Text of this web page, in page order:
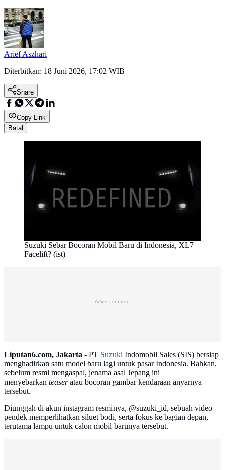
Arief Aszhari
Diterbitkan: 18 Juni 2026, 17:02 WIB
Share
Copy Link
Batal
Suzuki Sebar Bocoran Mobil Baru di Indonesia, XL7
Facelift? (ist)
Advertisement
Liputan6.com, Jakarta - PT Suzuki Indomobil Sales (SIS) bersiap
menghadirkan satu model baru lagi untuk pasar Indonesia. Bahkan,
sebelum resmi mengaspal, jenama asal Jepang ini
menyebarkan teaseratau bocoran gambar kendaraan anyarnya
tersebut.
Diunggah di akun instagram resminya, @suzuki_id, sebuah video
pendek memperlihatkan siluet bodi, serta fokus ke bagian depan,
terutama lampu untuk calon mobil barunya tersebut.